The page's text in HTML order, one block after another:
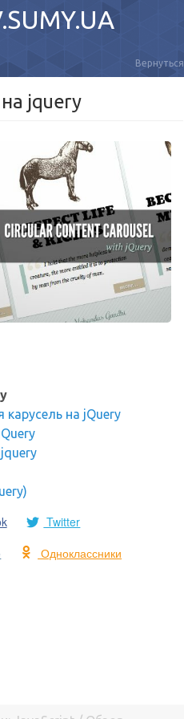
Вернуться
jquery
карусель на jQuery
Twitter
Одноклассники